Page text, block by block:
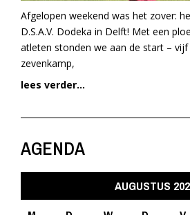
Afgelopen weekend was het zover:
D.S.A.V. Dodeka in Delft! Met een
atleten stonden we aan de start –
zevenkamp,
lees verder...
AGENDA
AUGUSTUS